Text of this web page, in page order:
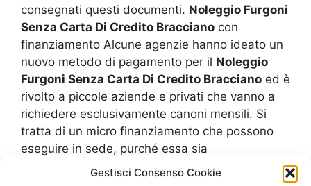
Gestisci Consenso Cookie
consegnati questi documenti. Noleggio Furgoni
Senza Carta Di Credito Bracciano con
finanziamento Alcune agenzie hanno ideato un
nuovo metodo di pagamento per il Noleggio
Furgoni Senza Carta Di Credito Bracciano ed è
rivolto a piccole aziende e privati che vanno a
richiedere esclusivamente canoni mensili. Si
tratta di un micro finanziamento che possono
eseguire in sede, purché essa sia
convenzionata, con una agenzia di prestiti che